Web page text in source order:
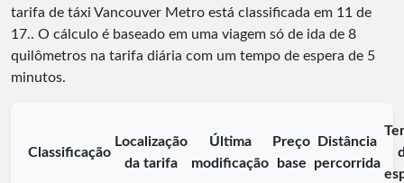
tarifa de táxi Vancouver Metro está classificada em 11 de
17.. O cálculo é baseado em uma viagem só de ida de 8
quilômetros na tarifa diária com um tempo de espera de 5
minutos.
Classificação
Localização
da tarifa
Última
modificação
Preço
base
Distância
percorrida